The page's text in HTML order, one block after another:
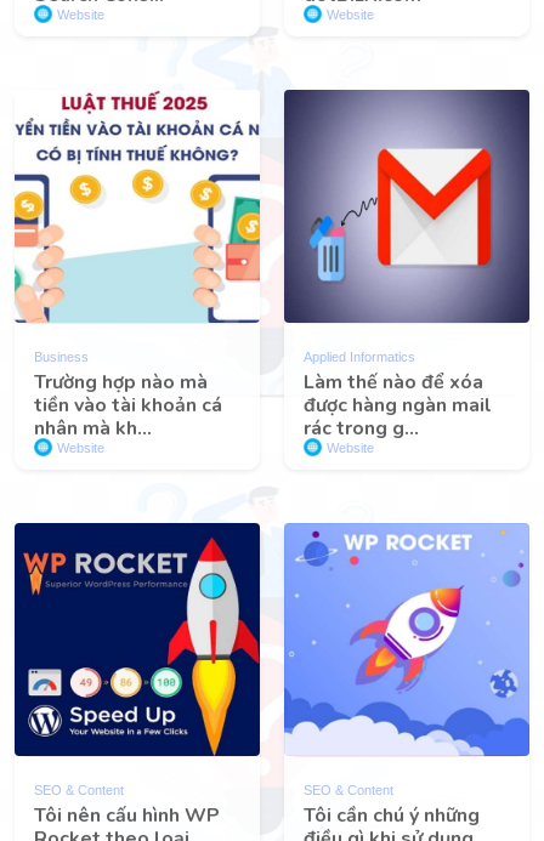
Website Website
Business
Trường hợp nào mà
tiền vào tài khoản cá
nhân mà kh...
Website
Applied Informatics
Làm thế nào để xóa
được hàng ngàn mail
rác trong g...
Website
SEO & Content
Tôi nên cấu hình WP
SEO & Content
Tôi cần chú ý những